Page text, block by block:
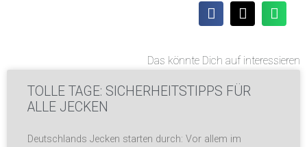
Das könnte Dich auf interessieren
TOLLE TAGE: SICHERHEITSTIPPS FÜR
ALLE JECKEN
Deutschlands Jecken starten durch: Vor allem im